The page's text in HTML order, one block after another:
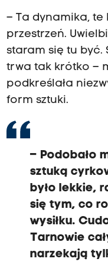
– Ta dynamika,
przestrzeń.
staram się tu być.
trwa tak krótko –
podkreślała
form sztuki.
– Podobało
sztuką
było lekkie,
się tym, co
wysiłku.
Tarnowie
narzekają